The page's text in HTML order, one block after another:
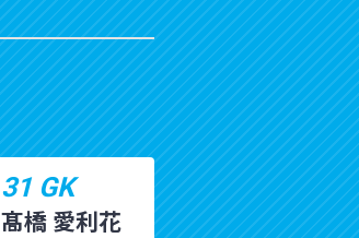
31 GK
髙橋 愛利花